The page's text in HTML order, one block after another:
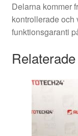
Delarna kommer
kontrollerade och
funktionsgaranti